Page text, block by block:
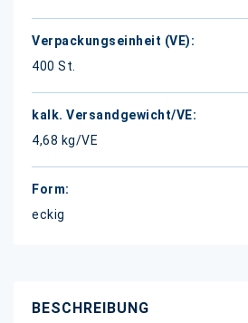
400 St.
4,68 kg/VE
eckig
BESCHREIBUNG